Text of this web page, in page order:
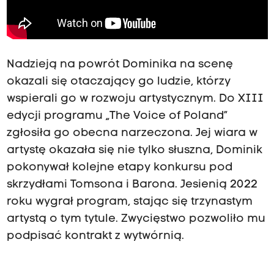
Nadzieją na powrót Dominika na scenę
okazali się otaczający go ludzie, którzy
wspierali go w rozwoju artystycznym. Do XIII
edycji programu „The Voice of Poland”
zgłosiła go obecna narzeczona. Jej wiara w
artystę okazała się nie tylko słuszna, Dominik
pokonywał kolejne etapy konkursu pod
skrzydłami Tomsona i Barona. Jesienią 2022
roku wygrał program, stając się trzynastym
artystą o tym tytule. Zwycięstwo pozwoliło mu
podpisać kontrakt z wytwórnią.